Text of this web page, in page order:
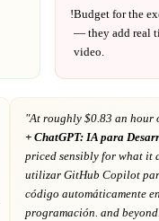
!Budget for the
— they add real
video.
"At roughly $0.83 an hour
+ ChatGPT: IA para
priced sensibly for what it
utilizar GitHub Copilot
código automáticamente
programación. and beyond